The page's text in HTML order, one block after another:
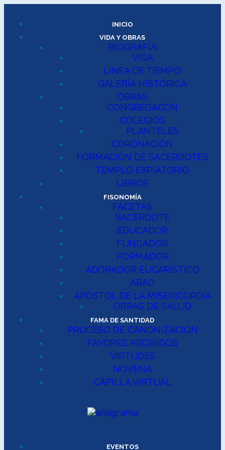
INICIO
VIDA Y OBRAS
BIOGRAFÍA
VIDA
LINEA DE TIEMPO
GALERÍA HISTÓRICA
OBRAS
CONGREGACÓN
COLEGIOS
PLANTELES
CORONACIÓN
FORMACIÓN DE SACERDOTES
TEMPLO EXPIATORIO
LIBROS
FISONOMÍA
FACETAS
SACERDOTE
EDUCADOR
FUNDADOR
FORMADOR
ADORADOR EUCARÍSTICO
ABAD
APÓSTOL DE LA MISERICORDIA
OBRAS DE SALUD
FAMA DE SANTIDAD
PROCESO DE CANONIZACIÓN
FAVORES RECIBIDOS
VIRTUDES
NOVENA
CAPILLA VIRTUAL
EVENTOS